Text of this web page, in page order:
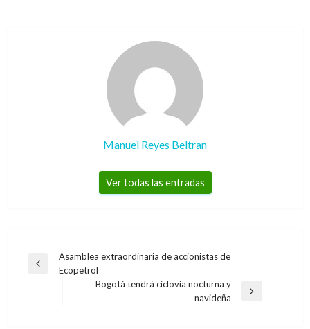
Manuel Reyes Beltran
Ver todas las entradas
Navegación
Entrada
Asamblea extraordinaria de accionistas de
Ecopetrol
Bogotá tendrá ciclovía nocturna y
navideña